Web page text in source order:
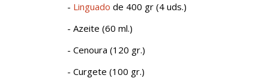
- Linguado de 400 gr (4 uds.)
- Azeite (60 ml.)
- Cenoura (120 gr.)
- Curgete (100 gr.)